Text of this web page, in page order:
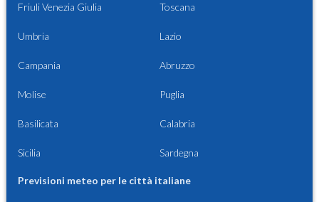
Friuli Venezia Giulia Toscana
Umbria Lazio
Campania Abruzzo
Molise Puglia
Basilicata Calabria
Sicilia Sardegna
Previsioni meteo per le città italiane